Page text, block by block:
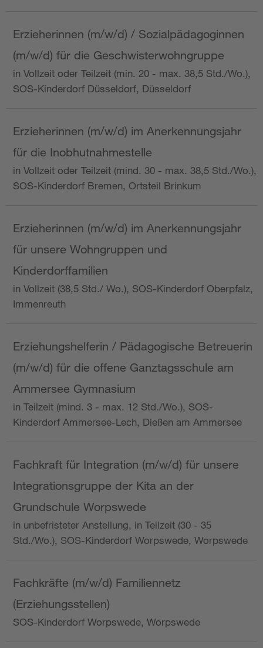
Erzieherinnen (m/w/d) / Sozialpädagoginnen
(m/w/d) für die Geschwisterwohngruppe
in Vollzeit oder Teilzeit (min. 20 - max. 38,5 Std./Wo.),
SOS-Kinderdorf Düsseldorf, Düsseldorf
Erzieherinnen (m/w/d) im Anerkennungsjahr
für die Inobhutnahmestelle
in Vollzeit oder Teilzeit (mind. 30 - max. 38,5 Std./Wo.),
SOS-Kinderdorf Bremen, Ortsteil Brinkum
Erzieherinnen (m/w/d) im Anerkennungsjahr
für unsere Wohngruppen und
Kinderdorffamilien
in Vollzeit (38,5 Std./ Wo.), SOS-Kinderdorf Oberpfalz,
Immenreuth
Erziehungshelferin / Pädagogische Betreuerin
(m/w/d) für die offene Ganztagsschule am
Ammersee Gymnasium
in Teilzeit (mind. 3 - max. 12 Std./Wo.), SOS-
Kinderdorf Ammersee-Lech, Dießen am Ammersee
Fachkraft für Integration (m/w/d) für unsere
Integrationsgruppe der Kita an der
Grundschule Worpswede
in unbefristeter Anstellung, in Teilzeit (30 - 35
Std./Wo.), SOS-Kinderdorf Worpswede, Worpswede
Fachkräfte (m/w/d) Familiennetz
(Erziehungsstellen)
SOS-Kinderdorf Worpswede, Worpswede